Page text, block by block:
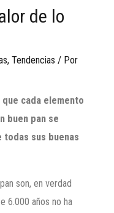
de lo
,Tendencias / Por
cada elemento
buen pan se
sus buenas
son, en verdad
6.000 años no ha